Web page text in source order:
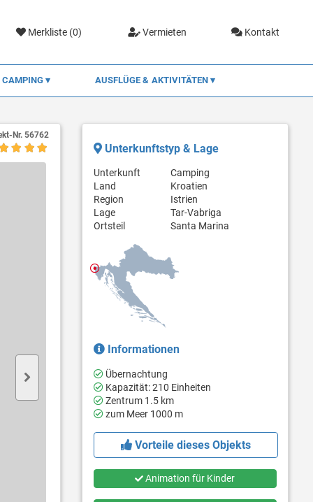
Merkliste (0) Vermieten Kontakt
CAMPING AUSFLÜGE & AKTIVITÄTEN
Nr. 56762
Unterkunftstyp & Lage
Unterkunft
Camping
Land
Kroatien
Region
Istrien
Lage
Tar-Vabriga
Ortsteil
Santa Marina
Informationen
Übernachtung
Kapazität: 210 Einheiten
Zentrum 1.5 km
zum Meer 1000 m
Vorteile dieses Objekts
Animation für Kinder